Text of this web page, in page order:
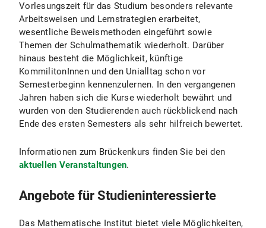
Vorlesungszeit für das Studium besonders relevante
Arbeitsweisen und Lernstrategien erarbeitet,
wesentliche Beweismethoden eingeführt sowie
Themen der Schulmathematik wiederholt. Darüber
hinaus besteht die Möglichkeit, künftige
KommilitonInnen und den Unialltag schon vor
Semesterbeginn kennenzulernen. In den vergangenen
Jahren haben sich die Kurse wiederholt bewährt und
wurden von den Studierenden auch rückblickend nach
Ende des ersten Semesters als sehr hilfreich bewertet.
Informationen zum Brückenkurs finden Sie bei den
aktuellen Veranstaltungen.
Angebote für Studieninteressierte
Das Mathematische Institut bietet viele Möglichkeiten,